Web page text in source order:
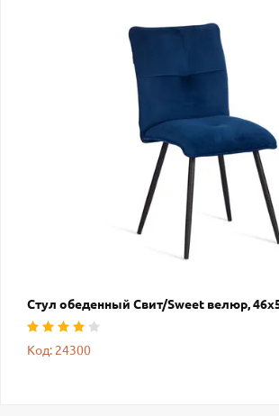
Стул обеденный Свит/Sweet велюр,
Код: 24300